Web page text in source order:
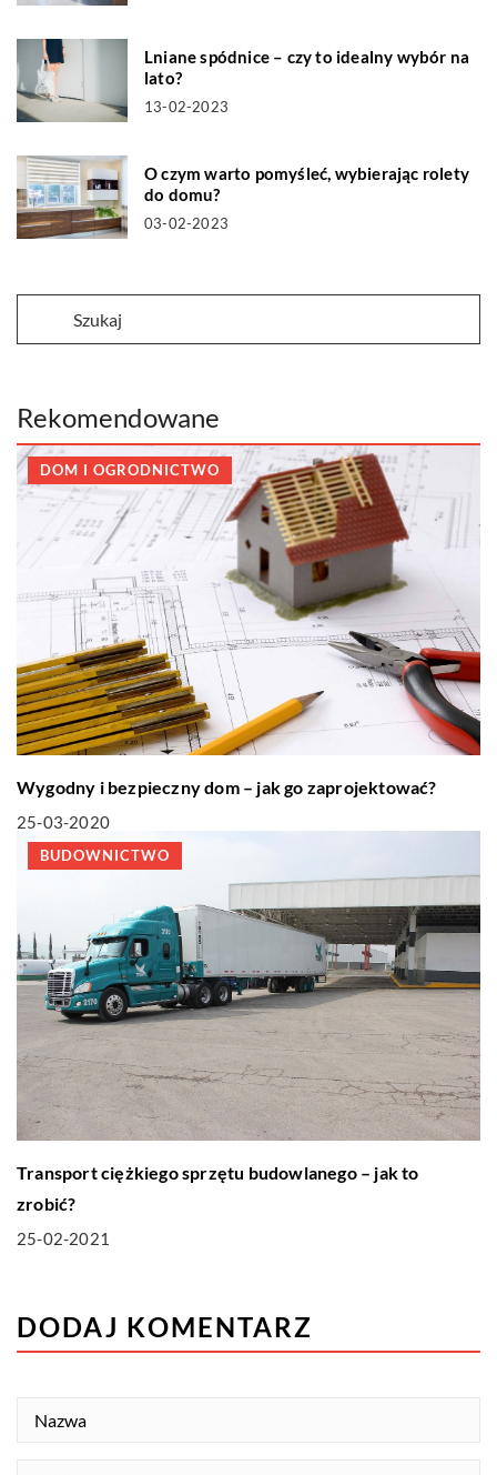
Lniane spódnice – czy to idealny wybór na
lato?
13-02-2023
O czym warto pomyśleć, wybierając rolety
do domu?
03-02-2023
Rekomendowane
DOM I OGRODNICTWO
Wygodny i bezpieczny dom – jak go zaprojektować?
25-03-2020
BUDOWNICTWO
Transport ciężkiego sprzętu budowlanego – jak to
zrobić?
25-02-2021
DODAJ KOMENTARZ